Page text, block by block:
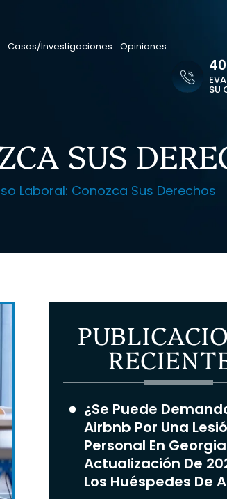
Casos/Investigaciones Opiniones
SU
SUS
Laboral: Conozca Sus Derechos
¿Se Puede
Airbnb Por Una
Personal En
Actualización De
Los Huéspedes De